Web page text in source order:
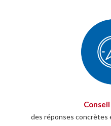
des réponses concrètes